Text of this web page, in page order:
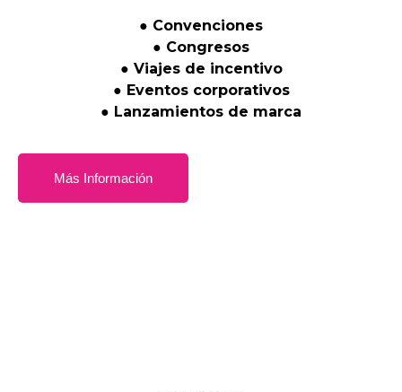
● Convenciones
● Congresos
● Viajes de incentivo
● Eventos corporativos
● Lanzamientos de marca
Más Información